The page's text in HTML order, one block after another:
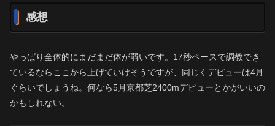
感想
やっぱり全体的にまだまだ体が弱いです。17秒ペースで調教でき
ているならここから上げていけそうですが、同じくデビューは4月
ぐらいでしょうね。何なら5月京都芝2400mデビューとかがいいの
かもしれない。